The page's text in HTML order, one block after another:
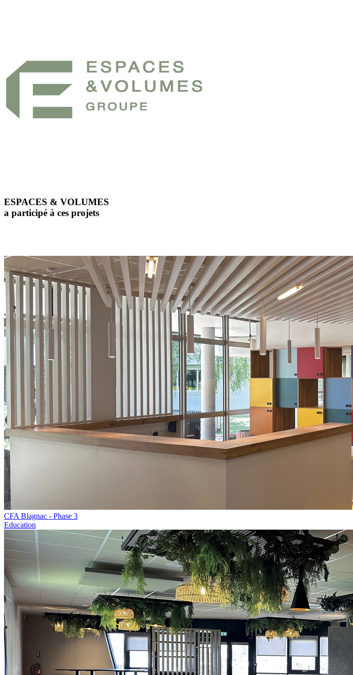
ESPACES & VOLUMES
a participé à ces projets
CFA Blagnac - Phase 3
Education